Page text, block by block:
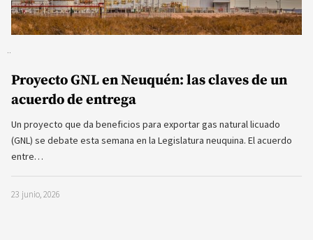
Proyecto GNL en Neuquén: las claves de un
acuerdo de entrega
Un proyecto que da beneficios para exportar gas natural licuado
(GNL) se debate esta semana en la Legislatura neuquina. El acuerdo
entre…
23 junio, 2026